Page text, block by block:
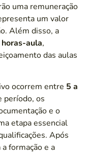
uma remuneração
um valor
Além disso, a
horas-aula,
das aulas
ocorrem entre 5 a
período, os
e o
etapa essencial
Após
formação e a